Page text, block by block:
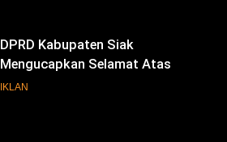
DPRD Kabupaten Siak
Mengucapkan Selamat Atas
Pengambilan Sumpah Jabatan
IKLAN